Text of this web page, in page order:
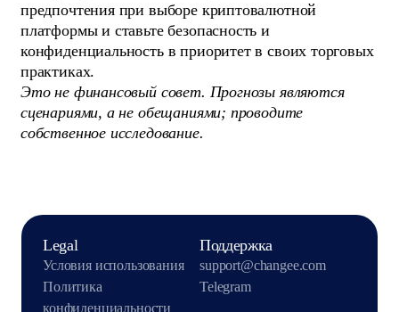
предпочтения при выборе криптовалютной
платформы и ставьте безопасность и
конфиденциальность в приоритет в своих торговых
практиках.
Это не финансовый совет. Прогнозы являются
сценариями, а не обещаниями; проводите
собственное исследование.
Legal
Условия использования
Политика
конфиденциальности
Поддержка
support@changee.com
Telegram